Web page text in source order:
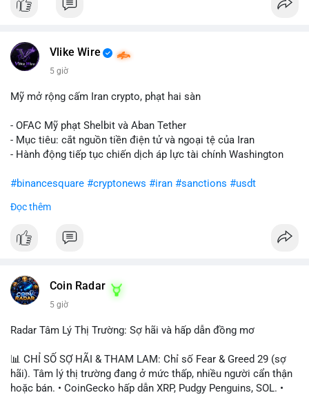
Vlike Wire
5 giờ
Mỹ mở rộng cấm Iran crypto, phạt hai sàn
- OFAC Mỹ phạt Shelbit và Aban Tether
- Mục tiêu: cắt nguồn tiền điện tử và ngoại tệ của Iran
- Hành động tiếp tục chiến dịch áp lực tài chính Washington
#binancesquare #cryptonews #iran #sanctions #usdt
$usdt
#vlikevn #titanbot
Đọc thêm
Coin Radar
5 giờ
Radar Tâm Lý Thị Trường: Sợ hãi và hấp dẫn đồng mơ
📊 CHỈ SỐ SỢ HÃI & THAM LAM: Chỉ số Fear & Greed 29 (sợ
hãi). Tâm lý thị trường đang ở mức thấp, nhiều người cẩn thận
hoặc bán. • CoinGecko hấp dẫn XRP, Pudgy Penguins, SOL. •